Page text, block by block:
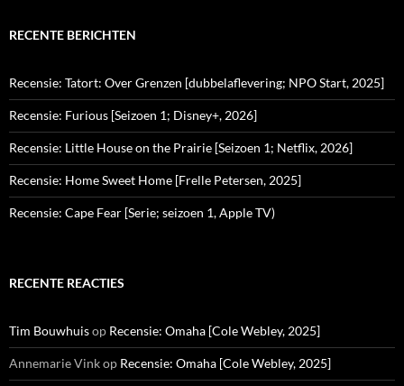
RECENTE BERICHTEN
Recensie: Tatort: Over Grenzen [dubbelaflevering; NPO Start, 2025]
Recensie: Furious [Seizoen 1; Disney+, 2026]
Recensie: Little House on the Prairie [Seizoen 1; Netflix, 2026]
Recensie: Home Sweet Home [Frelle Petersen, 2025]
Recensie: Cape Fear [Serie; seizoen 1, Apple TV)
RECENTE REACTIES
Tim Bouwhuisop Recensie: Omaha [Cole Webley, 2025]
Annemarie Vinkop Recensie: Omaha [Cole Webley, 2025]